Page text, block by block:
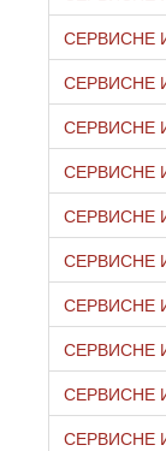
СЕРВИСНЕ
СЕРВИСНЕ
СЕРВИСНЕ
СЕРВИСНЕ
СЕРВИСНЕ
СЕРВИСНЕ
СЕРВИСНЕ
СЕРВИСНЕ
СЕРВИСНЕ
СЕРВИСНЕ